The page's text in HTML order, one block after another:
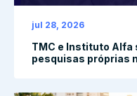
jul 28, 2026
TMC e Instituto Alfa
pesquisas próprias